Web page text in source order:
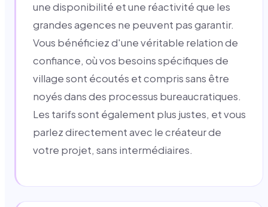
une disponibilité et une réactivité que les
grandes agences ne peuvent pas garantir.
Vous bénéficiez d'une véritable relation de
confiance, où vos besoins spécifiques de
village sont écoutés et compris sans être
noyés dans des processus bureaucratiques.
Les tarifs sont également plus justes, et vous
parlez directement avec le créateur de
votre projet, sans intermédiaires.